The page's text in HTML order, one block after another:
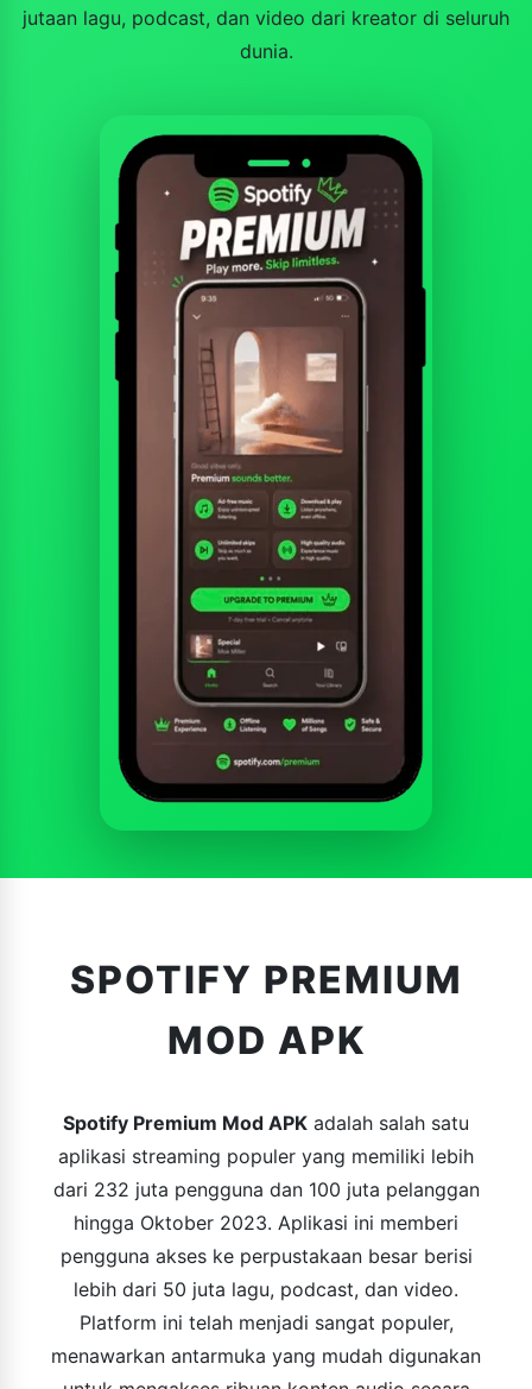
jutaan lagu, podcast, dan video dari kreator di seluruh
dunia.
SPOTIFY PREMIUM
MOD APK
Spotify Premium Mod APK adalah salah satu
aplikasi streaming populer yang memiliki lebih
dari 232 juta pengguna dan 100 juta pelanggan
hingga Oktober 2023. Aplikasi ini memberi
pengguna akses ke perpustakaan besar berisi
lebih dari 50 juta lagu, podcast, dan video.
Platform ini telah menjadi sangat populer,
menawarkan antarmuka yang mudah digunakan